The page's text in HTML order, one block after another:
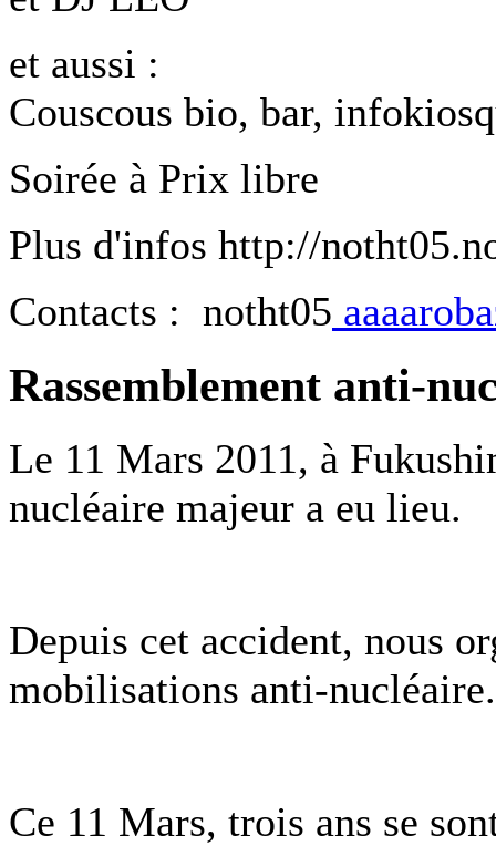
et aussi :
Couscous bio, bar,
Soirée à Prix libre
Plus d'infos http://
Contacts : notht05
Rassemblement anti-
Le 11 Mars 2011, à
nucléaire majeur a eu lieu.
Depuis cet accident, nous
mobilisations anti-nucléaire.
Ce 11 Mars, trois ans se